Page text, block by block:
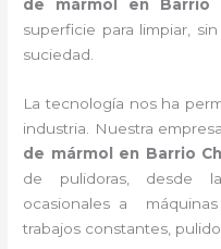
de mármol
en Barrio
superficie para limpiar,
suciedad.
La tecnología nos ha
industria. Nuestra
de mármol
en Barrio
de pulidoras, desde
ocasionales a máquinas
trabajos constantes,